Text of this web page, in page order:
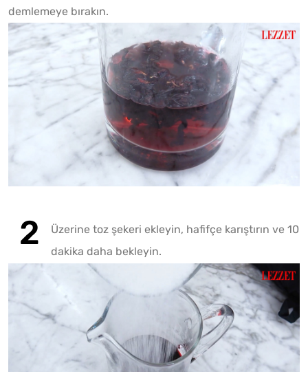
demlemeye bırakın.
Üzerine toz şekeri ekleyin, hafifçe karıştırın ve 10
dakika daha bekleyin.